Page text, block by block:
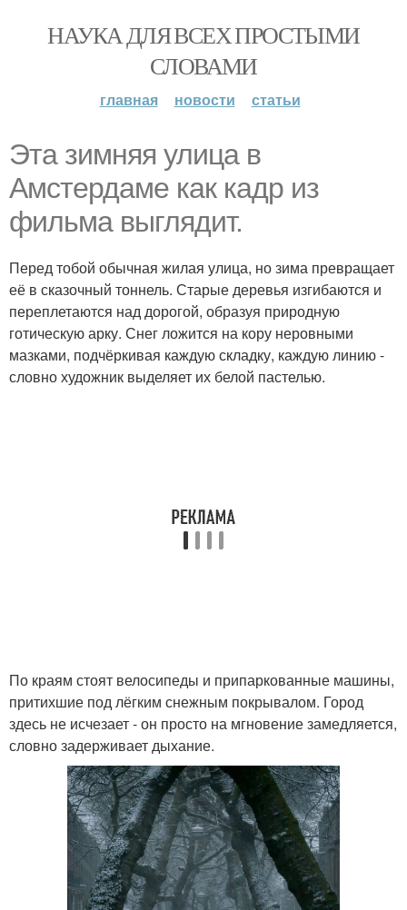
НАУКА ДЛЯ ВСЕХ ПРОСТЫМИ
СЛОВАМИ
главная новости статьи
Эта зимняя улица в
Амстердаме как кадр из
фильма выглядит.
Перед тобой обычная жилая улица, но зима превращает
её в сказочный тоннель. Старые деревья изгибаются и
переплетаются над дорогой, образуя природную
готическую арку. Снег ложится на кору неровными
мазками, подчёркивая каждую складку, каждую линию -
словно художник выделяет их белой пастелью.
По краям стоят велосипеды и припаркованные машины,
притихшие под лёгким снежным покрывалом. Город
здесь не исчезает - он просто на мгновение замедляется,
словно задерживает дыхание.